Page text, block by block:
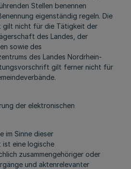
Stellen benennen
eigenständig regeln. Die
gilt nicht für die Tätigkeit der
des Landes, der
sowie des
des Landes Nordrhein-
gilt ferner nicht für
der elektronischen
im Sinne dieser
eine logische
zusammengehöriger oder
und aktenrelevanter